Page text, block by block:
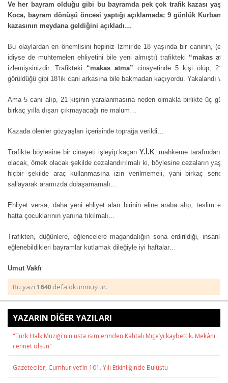
Ve her bayram olduğu gibi bu bayramda pek çok trafik kazası
Koca, bayram dönüşü öncesi yaptığı açıklamada; 9 günlük Kurban
kazasının meydana geldiğini açıkladı…
Bu olaylardan en önemlisini hepiniz İzmir’de 18 yaşında bir caninin,
idiyse de muhtemelen ehliyetini bile yeni almıştı) trafikteki “makas
izlemişsinizdir. Trafikteki “makas atma” cinayetinde 5 kişi ölüp, 21
görüldüğü gibi 18’lik cani arkasına bile bakmadan kaçıyordu. Yakalandı
Ama 5 canı alıp, 21 kişinin yaralanmasına neden olmakla birlikte üç
birkaç yılla dışarı çıkmayacağı ne malum…
Kazada ölenler gözyaşları içerisinde toprağa verildi…
Trafikte böylesine bir cinayeti işleyip kaçanY.İ.K. mahkeme tarafından
olacak, örnek olacak şekilde cezalandırılmalı ki, böylesine cezaların
hiçbir şekilde araç kullanmasına izin verilmemeli, yani birkaç
sallayarak aramızda dolaşamamalı…
Ehliyet versa, daha yeni ehliyet alan birinin eline araba alıp, teslim
hatta çocuklarının yanına tıkılmalı…
Trafikten, düğünlere, eğlencelere magandalığın sona erdirildiği,
eğlenebildikleri bayramlar kutlamak dileğiyle iyi haftalar…
Umut Vakfı
Bu yazı 1640 defa okunmuştur.
YAZARIN DİĞER YAZILARI
"Türk Halk Müziği'nin usta isimlerinden Kahtalı Mıçe’yi kaybettik. Mekânı
cennet olsun"
Gazeteciler, Cumhuriyet’in 101. Yılı Etkinliğinde Buluştu